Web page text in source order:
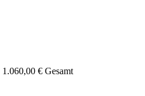
1.060,00 € Gesamt